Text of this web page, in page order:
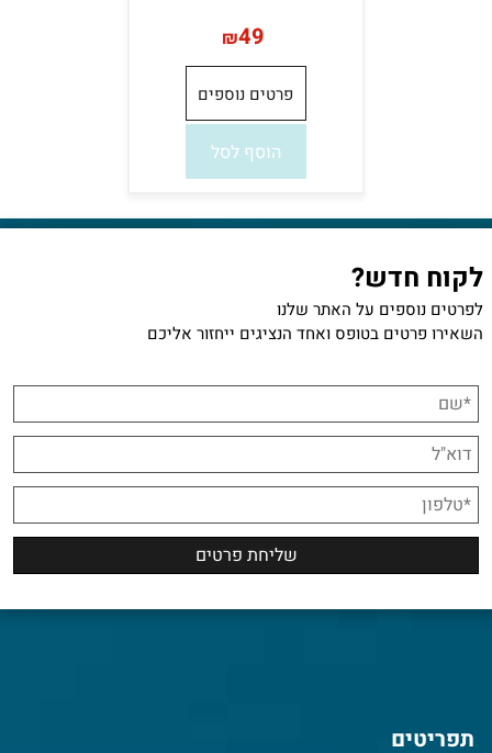
₪49
פרטים נוספים
הוסף לסל
לקוח חדש?
לפרטים נוספים על האתר שלנו
השאירו פרטים בטופס ואחד הנציגים ייחזור אליכם
תפריטים